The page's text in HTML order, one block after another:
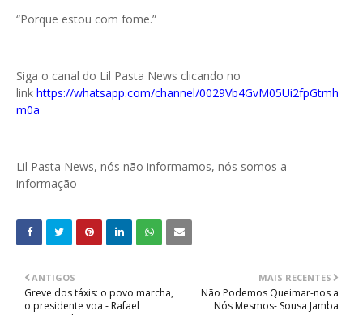
“Porque estou com fome.”
Siga o canal do Lil Pasta News clicando no
link https://whatsapp.com/channel/0029Vb4GvM05Ui2fpGtmh
m0a
Lil Pasta News, nós não informamos, nós somos a
informação
MAIS RECENTES
Não Podemos Queimar-nos a
Nós Mesmos- Sousa Jamba
ANTIGOS
Greve dos táxis: o povo marcha,
o presidente voa - Rafael